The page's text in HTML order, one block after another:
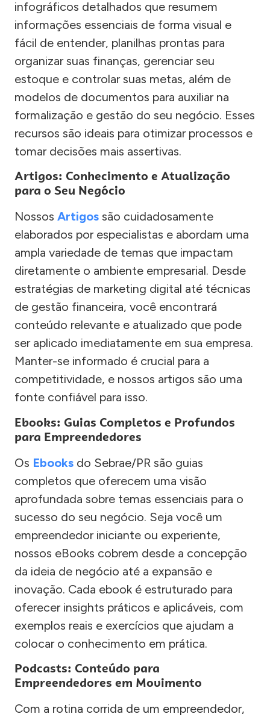
infográficos detalhados que resumem
informações essenciais de forma visual e
fácil de entender, planilhas prontas para
organizar suas finanças, gerenciar seu
estoque e controlar suas metas, além de
modelos de documentos para auxiliar na
formalização e gestão do seu negócio. Esses
recursos são ideais para otimizar processos e
tomar decisões mais assertivas.
Artigos: Conhecimento e Atualização
para o Seu Negócio
Nossos Artigos são cuidadosamente
elaborados por especialistas e abordam uma
ampla variedade de temas que impactam
diretamente o ambiente empresarial. Desde
estratégias de marketing digital até técnicas
de gestão financeira, você encontrará
conteúdo relevante e atualizado que pode
ser aplicado imediatamente em sua empresa.
Manter-se informado é crucial para a
competitividade, e nossos artigos são uma
fonte confiável para isso.
Ebooks: Guias Completos e Profundos
para Empreendedores
Os Ebooks do Sebrae/PR são guias
completos que oferecem uma visão
aprofundada sobre temas essenciais para o
sucesso do seu negócio. Seja você um
empreendedor iniciante ou experiente,
nossos eBooks cobrem desde a concepção
da ideia de negócio até a expansão e
inovação. Cada ebook é estruturado para
oferecer insights práticos e aplicáveis, com
exemplos reais e exercícios que ajudam a
colocar o conhecimento em prática.
Podcasts: Conteúdo para
Empreendedores em Movimento
Com a rotina corrida de um empreendedor,